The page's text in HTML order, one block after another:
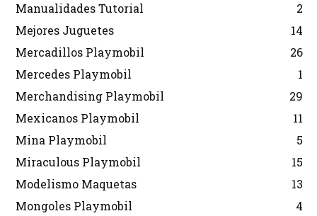
Manualidades Tutorial
2
Mejores Juguetes
14
Mercadillos Playmobil
26
Mercedes Playmobil
1
Merchandising Playmobil
29
Mexicanos Playmobil
11
Mina Playmobil
5
Miraculous Playmobil
15
Modelismo Maquetas
13
Mongoles Playmobil
4